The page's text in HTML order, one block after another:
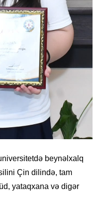
beynəlxalq
Çin dilində, tam
yataqxana və digər